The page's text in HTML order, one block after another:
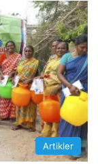
Artikler